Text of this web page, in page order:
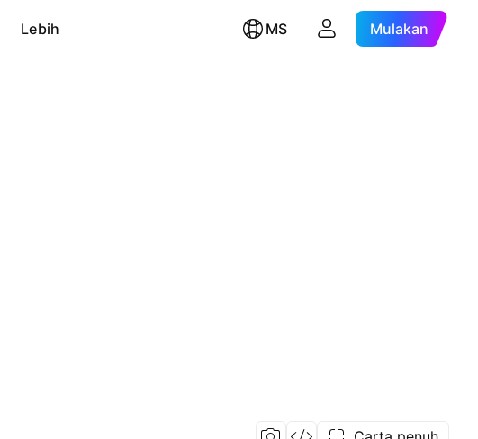
Lebih MS Mulakan